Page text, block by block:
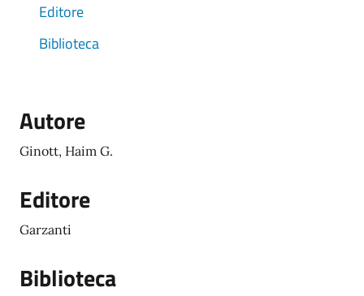
Editore
Biblioteca
Autore
Ginott, Haim G.
Editore
Garzanti
Biblioteca